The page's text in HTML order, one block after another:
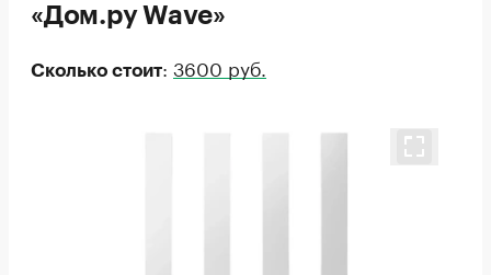
«Дом.ру Wave»
Сколько стоит: 3600 руб.